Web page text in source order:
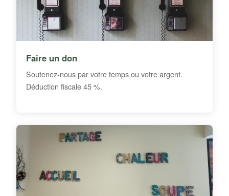
Faire un don
Soutenez-nous par votre temps ou votre argent.
Déduction fiscale 45 %.